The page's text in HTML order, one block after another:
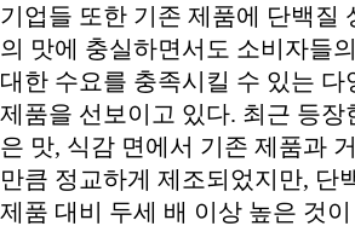
기업들 또한 기존 제품에 단백질
의 맛에 충실하면서도 소비자들
대한 수요를 충족시킬 수 있는 다
제품을 선보이고 있다. 최근 등장
은 맛, 식감 면에서 기존 제품과
만큼 정교하게 제조되었지만, 단
제품 대비 두세 배 이상 높은 것